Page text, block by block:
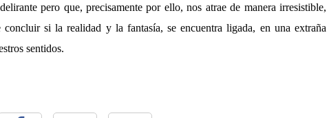
pero que, precisamente por ello, nos atrae de manera irresistible,
concluir si la realidad y la fantasía, se encuentra ligada, en una extraña
sentidos.